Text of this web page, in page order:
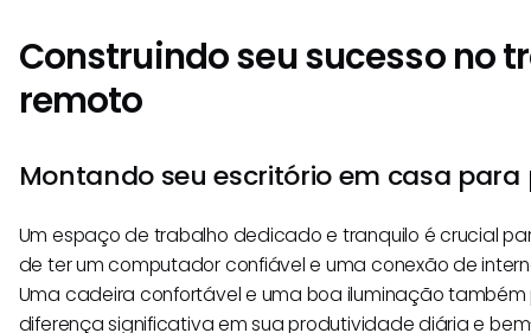
Construindo seu sucesso no
remoto
Montando seu escritório em casa
Um espaço de trabalho dedicado e tranquilo é crucial
de ter um computador confiável e uma conexão de
Uma cadeira confortável e uma boa iluminação
diferença significativa em sua produtividade diária e